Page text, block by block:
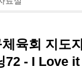
육회 지도
72 - I Love it